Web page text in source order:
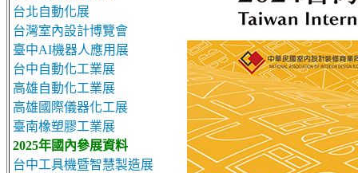
台北自動化展
台灣室內設計博覽會
臺中AI機器人應用展
台中自動化工業展
高雄自動化工業展
高雄國際儀器化工展
臺南橡塑膠工業展
2025年國內參展資料
台中工具機暨智慧製造展